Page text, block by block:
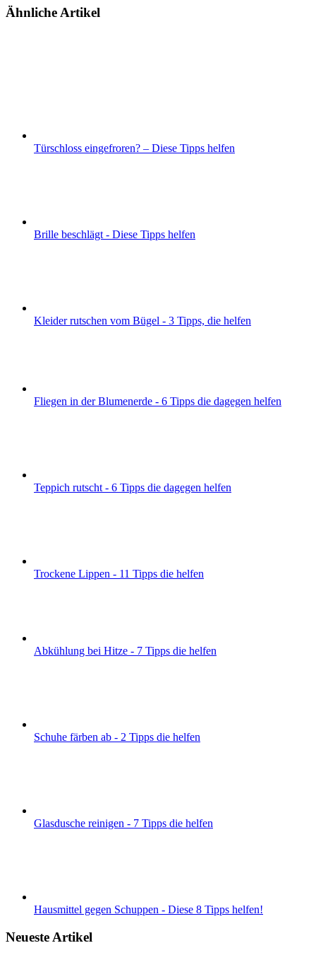
Ähnliche Artikel
Türschloss eingefroren? – Diese Tipps helfen
Brille beschlägt - Diese Tipps helfen
Kleider rutschen vom Bügel - 3 Tipps, die helfen
Fliegen in der Blumenerde - 6 Tipps die dagegen helfen
Teppich rutscht - 6 Tipps die dagegen helfen
Trockene Lippen - 11 Tipps die helfen
Abkühlung bei Hitze - 7 Tipps die helfen
Schuhe färben ab - 2 Tipps die helfen
Glasdusche reinigen - 7 Tipps die helfen
Hausmittel gegen Schuppen - Diese 8 Tipps helfen!
Neueste Artikel